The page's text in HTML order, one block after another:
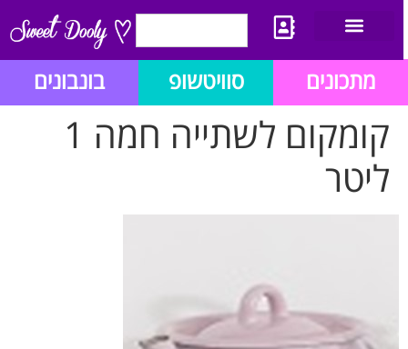
מתכונים סוויטשופ בונבונים
קומקום לשתייה חמה 1
ליטר